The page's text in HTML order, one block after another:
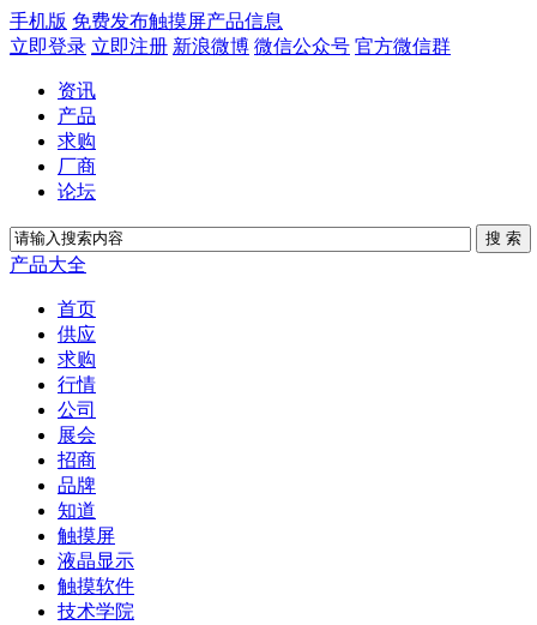
手机版 免费发布触摸屏产品信息
立即登录 立即注册 新浪微博 微信公众号 官方微信群
资讯
产品
求购
厂商
论坛
产品大全
首页
供应
求购
行情
公司
展会
招商
品牌
知道
触摸屏
液晶显示
触摸软件
技术学院